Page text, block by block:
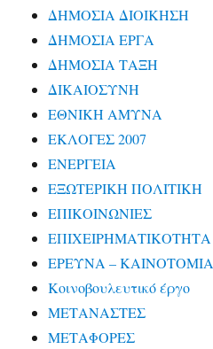
ΔΗΜΟΣΙΑ ΔΙΟΙΚΗΣΗ
ΔΗΜΟΣΙΑ ΕΡΓΑ
ΔΗΜΟΣΙΑ ΤΑΞΗ
ΔΙΚΑΙΟΣΥΝΗ
ΕΘΝΙΚΗ ΑΜΥΝΑ
ΕΚΛΟΓΕΣ 2007
ΕΝΕΡΓΕΙΑ
ΕΞΩΤΕΡΙΚΗ ΠΟΛΙΤΙΚΗ
ΕΠΙΚΟΙΝΩΝΙΕΣ
ΕΠΙΧΕΙΡΗΜΑΤΙΚΟΤΗΤΑ
ΕΡΕΥΝΑ – ΚΑΙΝΟΤΟΜΙΑ
Κοινοβουλευτικό έργο
ΜΕΤΑΝΑΣΤΕΣ
ΜΕΤΑΦΟΡΕΣ